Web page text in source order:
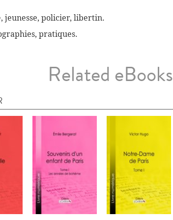
jeunesse, policier, libertin.
pratiques.
Related eBooks